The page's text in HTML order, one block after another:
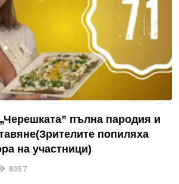
пълна пародия и
попиляха
на участници)
8057